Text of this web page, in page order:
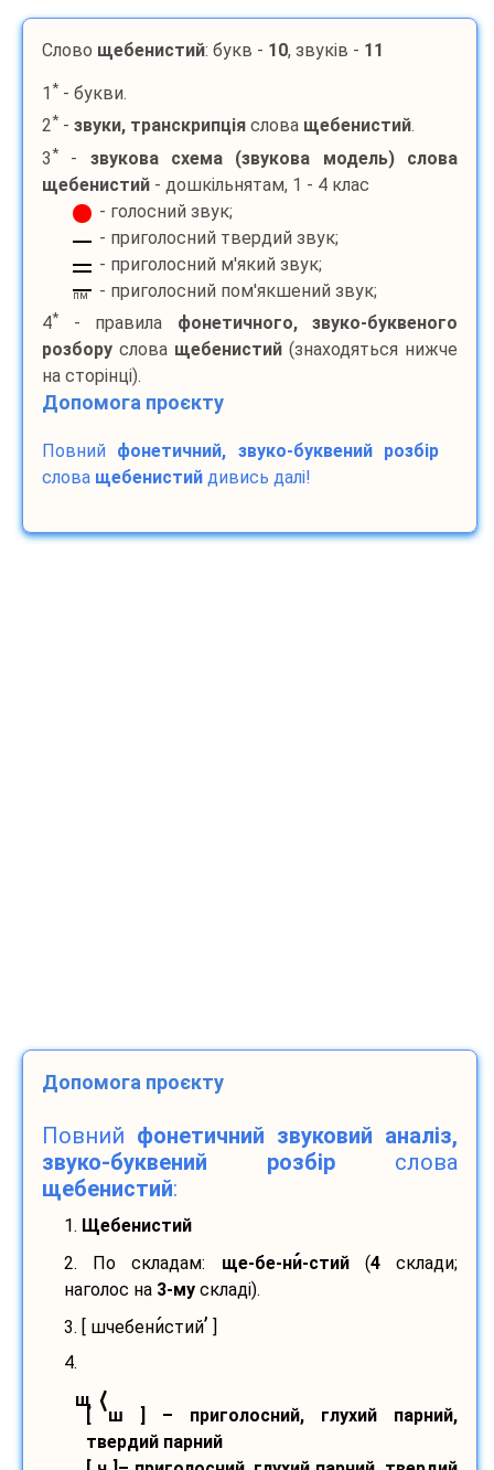
Слово щебенистий: букв - 10, звуків - 11
1 * - букви.
2* - звуки, транскрипція слова щебенистий.
3* - звукова схема (звукова модель) слова
щебенистий - дошкільнятам, 1 - 4 клас
- голосний звук;
- приголосний твердий звук;
- приголосний м'який звук;
пм
- приголосний пом'якшений звук;
4* - правила фонетичного, звуко-буквеного
розбору слова щебенистий (знаходяться нижче
на сторінці).
Допомога проєкту
Повний фонетичний, звуко-буквений розбір
слова щебенистий дивись далі!
Допомога проєкту
Повний фонетичний звуковий аналіз,
звуко-буквений розбір слова
щебенистий:
1. Щебенистий
2. По складам: ще-бе-ни-стий(4склади;
наголос на 3-му складі).
3. [ шчебенистий’
4.
щ ⟨
[ ш ] – приголосний, глухий парний,
твердий парний